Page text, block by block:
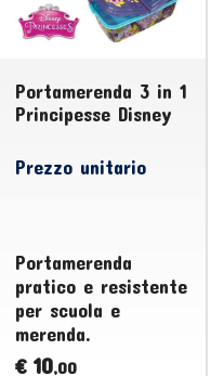
Portamerenda 3 in 1
Principesse Disney
Prezzo unitario
Portamerenda
pratico e resistente
per scuola e
merenda.
€ 10,00